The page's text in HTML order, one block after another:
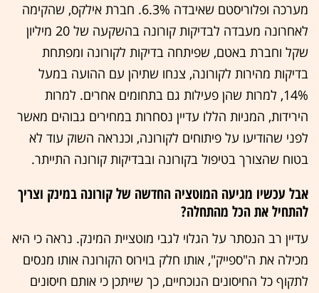
מערכה ופלוריסטם שאיבדה 6.3%. חברת אילקס, שהקימה
לאחרונה מעבדה לבדיקות קורונה בהשקעה של 20 מיליון
שקל וחברת באטם, שפיתחה בדיקות לקורונה ומפתחת
בדיקות מהירות לקורונה, צנחו שתיהן עם ההועה במעל
14%, למרות שהן פעילות גם בתחומים אחרים. למרות
הירידות, המניות הללו עדיין נסחרות במחירים גבוהים מאשר
לפני שהודיעו על פיתוחים לקורונה, וכנראה השוק עוד לא
בטוח שהצורך בטיפול בקורונה ובבדיקות קורונה התייתר.
אבל עכשיו מגיעה המוטציה החדשה של קורונה במינק וצריך
להתחיל את הכל מהתחלה?
עדיין רב הנסתר על הגלוי לגבי מוטציית המינק. נראה כי היא
מכילה את ה"ספייק", אותו חלק בוירוס הקורונה אותו מנסים
לתקוף כל החיסונים הנוכחיים, כך שייתכן כי אותם חיסונים